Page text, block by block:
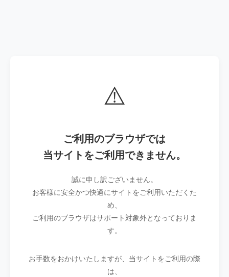
⚠️
ご利用のブラウザでは
当サイトをご利用できません。
誠に申し訳ございません。
お客様に安全かつ快適にサイトをご利用いただくた
め、
ご利用のブラウザはサポート対象外となっておりま
す。
お手数をおかけいたしますが、当サイトをご利用の際
は、